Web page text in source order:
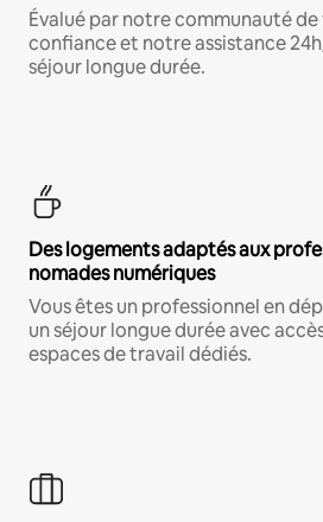
Évalué par notre communauté
confiance et notre assistance
séjour longue durée.
Des logements adaptés aux
nomades numériques
Vous êtes un professionnel en
un séjour longue durée avec
espaces de travail dédiés.